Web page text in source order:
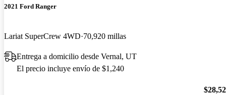
2021 Ford Ranger
Lariat SuperCrew 4WD 70,920 millas
Entrega a domicilio desde Vernal, UT
El precio incluye envío de $1,240